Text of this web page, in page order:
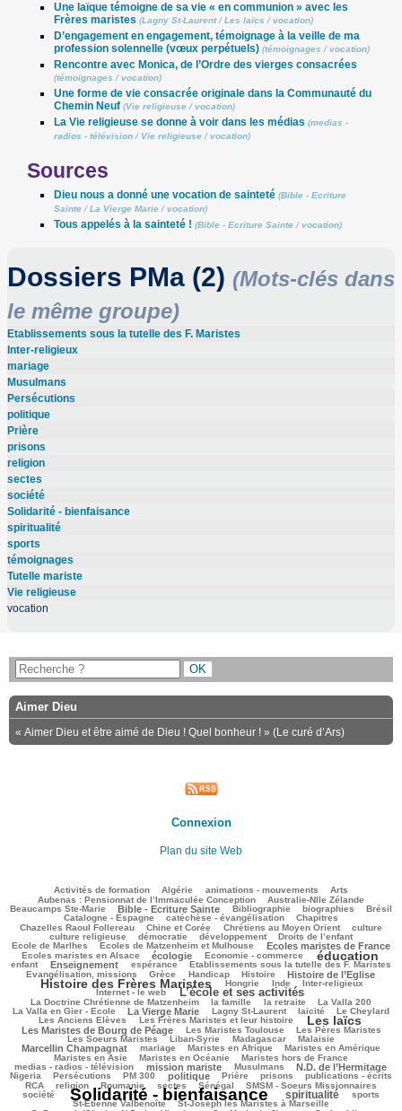
Une laïque témoigne de sa vie « en communion » avec les
Frères maristes (Lagny St-Laurent/Les laïcs /vocation)
D’engagement en engagement, témoignage à la veille de ma
profession solennelle (vœux perpétuels) (témoignages /vocation)
Rencontre avec Monica, de l’Ordre des vierges consacrées
(témoignages /vocation)
Une forme de vie consacrée originale dans la Communauté du
Chemin Neuf (Vie religieuse /vocation)
La Vie religieuse se donne à voir dans les médias (medias -
radios - télévision / Vie religieuse /vocation)
Sources
Dieu nous a donné une vocation de sainteté (Bible - Ecriture
Sainte /La Vierge Marie /vocation)
Tous appelés à la sainteté ! (Bible - Ecriture Sainte /vocation)
Dossiers PMa (2) (Mots-clés dans
le même groupe)
Etablissements sous la tutelle des F. Maristes
Inter-religieux
mariage
Musulmans
Persécutions
politique
Prière
prisons
religion
sectes
société
Solidarité - bienfaisance
spiritualité
sports
témoignages
Tutelle mariste
Vie religieuse
vocation
Aimer Dieu
« Aimer Dieu et être aimé de Dieu ! Quel bonheur ! » (Le curé d’Ars)
Connexion
Plan du site Web
Activités de formation Algérie animations - mouvements Arts
Aubenas : Pensionnat de l’Immaculée Conception
45/2489 Australie-Nlle Zélande
71/2489
Beaucamps Ste-Marie
626/2489 Bible - Ecriture Sainte
42/2489 Bibliographie
368/2489 biographies
158/2489 Brésil
382/2489
Catalogne - Espagne
catéchèse - évangélisation Chapitres
Chazelles Raoul Follereau
91/2489 Chine et Corée
219/2489 Chrétiens au Moyen Orient
447/2489 culture
36/2489
culture religieuse
démocratie développement Droits de l’enfant
Ecole de Marlhes
186/2489 Ecoles de Matzenheim et Mulhouse
844/2489 Ecoles maristes de France
304/2489
Ecoles maristes en Alsace
673/2489 écologie
73/2489 Economie - commerce
1513/2489 éducation
197/2489
enfant
808/2489 Enseignement
199/2489 espérance
45/2489 Etablissements sous la tutelle des F. Maristes
169/2489
Evangélisation, missions
368/2489 Grèce
87/2489 Handicap
180/2489 Histoire
618/2489 Histoire de l’Eglise
1489/2489
Histoire des Frères Maristes
110/2489 Hongrie Inde
117/2489 Inter-religieux
205/2489
Internet - le web
L’école et ses activités
La Doctrine Chrétienne de Matzenheim
421/2489 la famille
159/2489 la retraite
29/2489 La Valla 200
74/2489
La Valla en Gier - Ecole
710/2489 La Vierge Marie
386/2489 Lagny St-Laurent
209/2489 laïcité
248/2489 Le Cheylard
81/2489
Les Anciens Elèves
99/2489 Les Frères Maristes et leur histoire
1566/2489 Les laïcs
636/2489
Les Maristes de Bourg de Péage
350/2489 Les Maristes Toulouse
450/2489 Les Pères Maristes
326/2489
Les Soeurs Maristes
Liban-Syrie Madagascar Malaisie
Marcellin Champagnat
54/2489 mariage
265/2489 Maristes en Afrique
195/2489 Maristes en Amérique
337/2489
Maristes en Asie
Maristes en Océanie Maristes hors de France
medias - radios - télévision
781/2489 mission mariste
75/2489 Musulmans
757/2489 N.D. de l’Hermitage
49/2489
Nigeria
145/2489 Persécutions
181/2489 PM 300
740/2489 politique
138/2489 Prière
103/2489 prisons
303/2489 publications - écrits
190/2489
RCA
216/2489 religion
41/2489 Roumanie
31/2489 sectes
28/2489 Sénégal
190/2489 SMSM - Soeurs Missionnaires
331/2489
société
2489/2489 Solidarité - bienfaisance
1057/2489 spiritualité
350/2489 sports
181/2489
St-Etienne Valbenoîte
St-Joseph les Maristes à Marseille